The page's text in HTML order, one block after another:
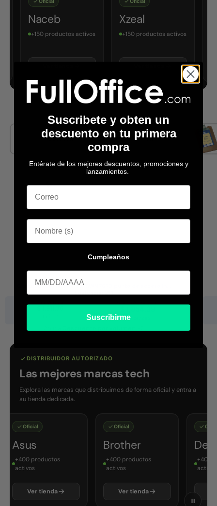
productos activos +150 productos activos +150
Ver
Ubiquiti HP
Grandstream Networks GWN7670 punto de acceso in...
Existencia:297
+11 piezas
DISTRIBUIDOR AUTORIZADO
Las mejores marcas tech
Explora las marcas que distribuimos de forma oficial y entra a
su tienda dedicada.
Oficial
Asus
+400 productos
activos
Ver tienda
Oficial
Brother
+400 productos
activos
Ver tienda
Oficial
Dell
+400
activos
Suscribete y obten un
descuento en tu primera
compra
Entérate de los mejores descuentos, promociones y
lanzamientos.
Cumpleaños
Cumpleaa
Suscribirme